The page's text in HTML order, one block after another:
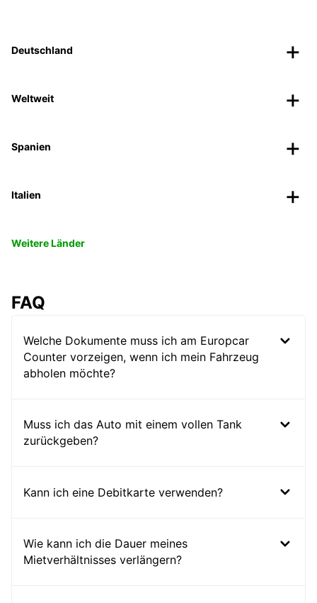
Deutschland
Weltweit
Spanien
Italien
Weitere Länder
FAQ
Welche Dokumente muss ich am Europcar
Counter vorzeigen, wenn ich mein Fahrzeug
abholen möchte?
Muss ich das Auto mit einem vollen Tank
zurückgeben?
Kann ich eine Debitkarte verwenden?
Wie kann ich die Dauer meines
Mietverhältnisses verlängern?